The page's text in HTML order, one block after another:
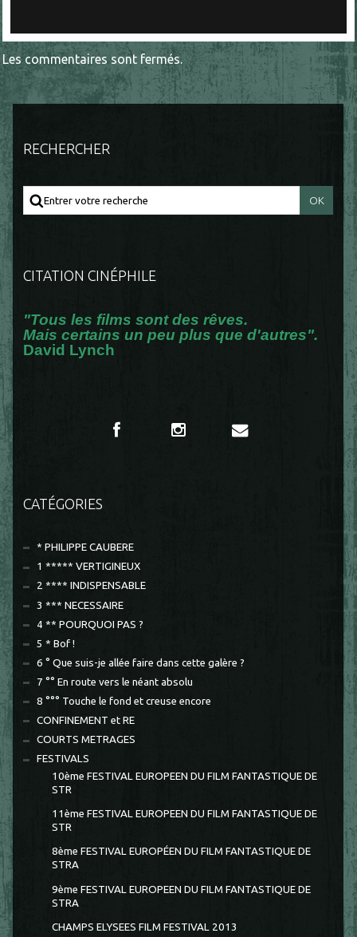
Les commentaires sont fermés.
RECHERCHER
CITATION CINÉPHILE
"Tous les films sont des rêves.
Mais certains un peu plus que d'autres".
David Lynch
CATÉGORIES
* PHILIPPE CAUBERE
1 ***** VERTIGINEUX
2 **** INDISPENSABLE
3 *** NECESSAIRE
4 ** POURQUOI PAS ?
5 * Bof !
6 ° Que suis-je allée faire dans cette galère ?
7 °° En route vers le néant absolu
8 °°° Touche le fond et creuse encore
CONFINEMENT et RE
COURTS METRAGES
FESTIVALS
10ème FESTIVAL EUROPEEN DU FILM FANTASTIQUE DE
STR
11ème FESTIVAL EUROPEEN DU FILM FANTASTIQUE DE
STR
8ème FESTIVAL EUROPÉEN DU FILM FANTASTIQUE DE
STRA
9ème FESTIVAL EUROPEEN DU FILM FANTASTIQUE DE
STRA
CHAMPS ELYSEES FILM FESTIVAL 2013